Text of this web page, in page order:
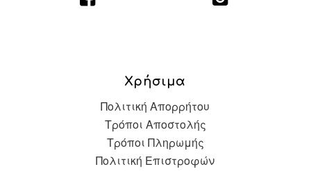
Χρήσιμα
Πολιτική Απορρήτου
Τρόποι Αποστολής
Τρόποι Πληρωμής
Πολιτική Επιστροφών